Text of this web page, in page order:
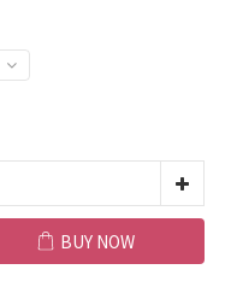
BUY NOW